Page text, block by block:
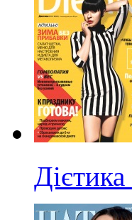
Дієтика